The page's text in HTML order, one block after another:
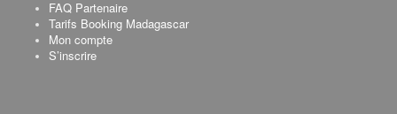
FAQ Partenaire
Tarifs Booking Madagascar
Mon compte
S’inscrire